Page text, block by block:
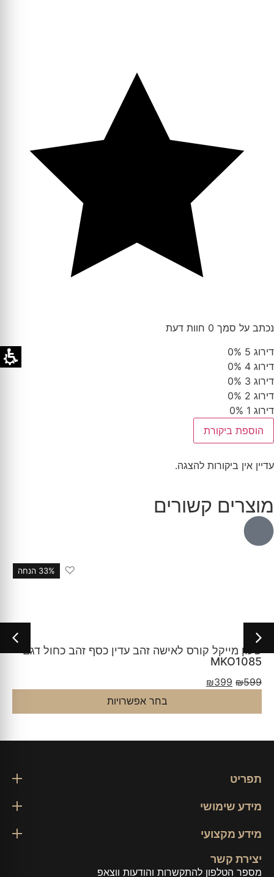
נכתב על סמך 0 חוות דעת
דירוג 5
0%
דירוג 4
0%
דירוג 3
0%
דירוג 2
0%
דירוג 1
0%
הוספת ביקורת
עדיין אין ביקורות להצגה.
מוצרים קשורים
33% הנחה ♡
שעון מייקל קורס לאישה זהב עדין כסף זהב כחול דגם
MKO1085
₪599
₪399
בחר אפשרויות
תפריט
מידע שימושי
מידע מקצועי
יצירת קשר
מספר הטלפון להתקשרות והודעות ווצאפ